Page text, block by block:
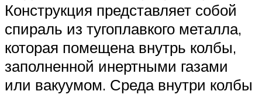
Конструкция представляет собой
спираль из тугоплавкого металла,
которая помещена внутрь колбы,
заполненной инертными газами
или вакуумом. Среда внутри колбы